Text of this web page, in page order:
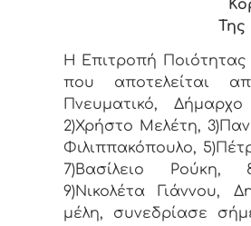
Της
Η Επιτροπή
που αποτελείται
Πνευματικό,
2)Χρήστο Μελέτη,
Φιλιππακόπουλο,
7)Βασίλειο
9)Νικολέτα Γιάννου,
μέλη, συνεδρίασε